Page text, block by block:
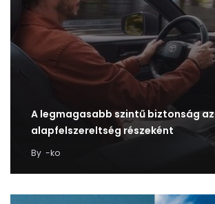
A legmagasabb szintű biztonság az
alapfelszereltség részeként
By -ko